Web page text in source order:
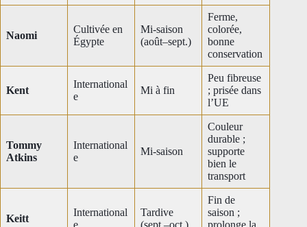
Naomi
Cultivée en
Égypte
Mi-saison
(août–sept.)
Ferme,
colorée,
bonne
conservation
Kent
International
e
Mi à fin
Peu fibreuse
; prisée dans
l’UE
Tommy
Atkins
International
e
Mi-saison
Couleur
durable ;
supporte
bien le
transport
Keitt
International
Tardive
Fin de
saison ;